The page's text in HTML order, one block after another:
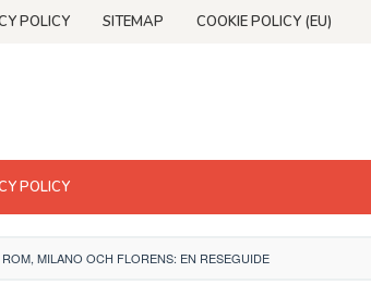
POLICY SITEMAP COOKIE POLICY (EU)
POLICY
MILANO OCH FLORENS: EN RESEGUIDE